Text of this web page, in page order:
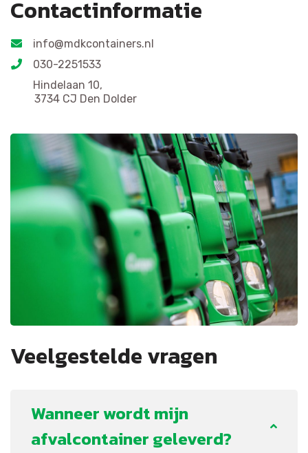
Contactinformatie
info@mdkcontainers.nl
030-2251533
Hindelaan 10,
3734 CJ Den Dolder
Veelgestelde vragen
Wanneer wordt mijn
afvalcontainer geleverd?